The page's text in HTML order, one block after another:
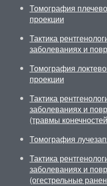
Томография
проекции
Тактика
заболеваниях и
Томография
проекции
Тактика
заболеваниях и
(травмы
Томография
Тактика
заболеваниях и
(огестрельные